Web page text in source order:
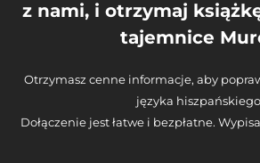
z nami, i otrzymaj
tajemnice
Otrzymasz cenne informacje, aby
języka
Dołączenie jest łatwe i bezpłatne.